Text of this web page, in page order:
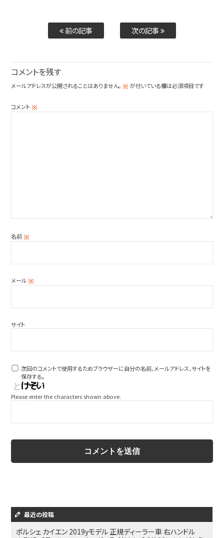
前の記事 次の記事
コメントを残す
メールアドレスが公開されることはありません。 ※が付いている欄は必須項目です
コメント※
名前※
メール※
サイト
次回のコメントで使用するためブラウザーに自分の名前、メールアドレス、サイトを
保存する。
Please enter the characters shown above.
最近の投稿
ポルシェ カイエン 2019yモデル 正規ディーラー車 右ハンドル